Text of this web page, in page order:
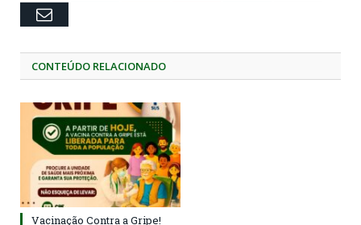
Email
CONTEÚDO RELACIONADO
Vacinação Contra a Gripe!